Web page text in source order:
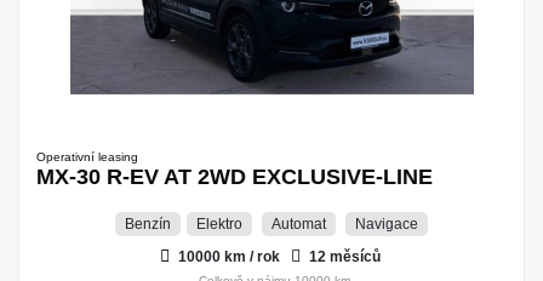
Operativní leasing
MX-30 R-EV AT 2WD EXCLUSIVE-LINE
Benzín Elektro Automat
Navigace
10000 km / rok
12 měsíců